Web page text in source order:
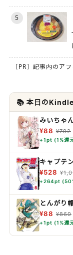
5
［PR］記事内のア
📚 本日の
みいちゃ
¥88 ¥792
+1pt (1%還
キャプテ
¥528
+264pt
とんがり
¥88 ¥869
+1pt (1%還